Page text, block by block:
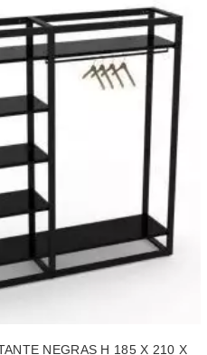
NEGRAS H 185 X 210 X